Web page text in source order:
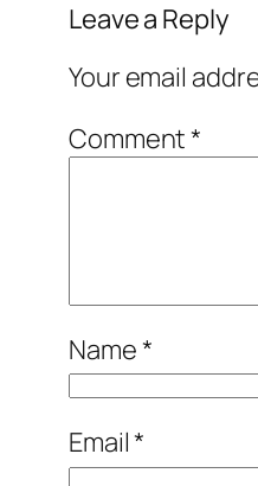
Leave a Reply
Your email
Comment*
Name*
Email*